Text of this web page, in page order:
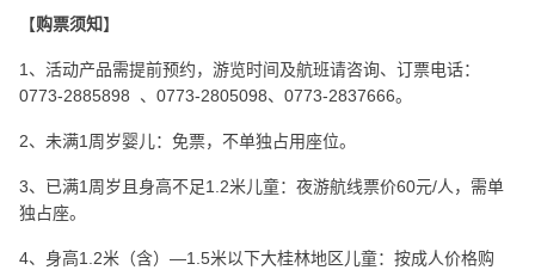
【购票须知】
1、活动产品需提前预约，游览时间及航班请咨询、订票电话：
0773-2885898 、0773-2805098、0773-2837666。
2、未满1周岁婴儿：免票，不单独占用座位。
3、已满1周岁且身高不足1.2米儿童：夜游航线票价60元/人，需单
独占座。
4、身高1.2米（含）—1.5米以下大桂林地区儿童：按成人价格购